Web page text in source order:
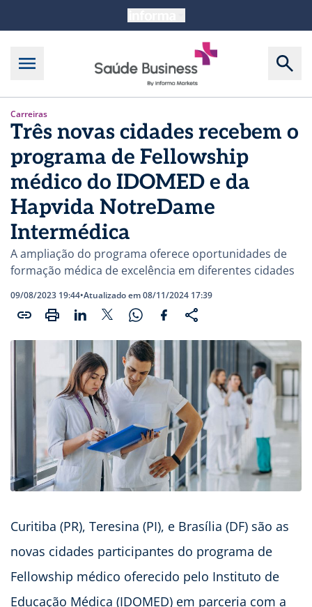
Carreiras
Três novas cidades recebem o
programa de Fellowship
médico do IDOMED e da
Hapvida NotreDame
Intermédica
A ampliação do programa oferece oportunidades de
formação médica de excelência em diferentes cidades
09/08/2023 19:44•Atualizado em 08/11/2024 17:39
Curitiba (PR), Teresina (PI), e Brasília (DF) são as
novas cidades participantes do programa de
Fellowship médico oferecido pelo Instituto de
Educação Médica (IDOMED) em parceria com a